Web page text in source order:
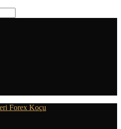
Forex Koçu